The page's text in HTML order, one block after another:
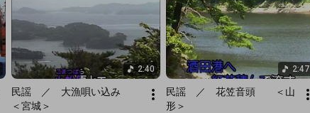
2:40
民謡　／　大漁唄い込み
＜宮城＞
2:47
民謡　／　花笠音頭　　＜山
形＞